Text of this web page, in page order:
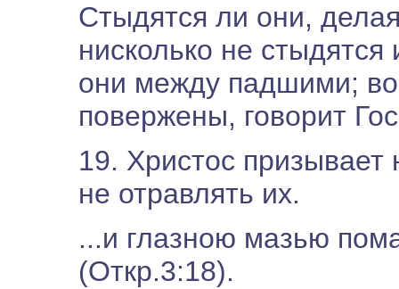
Стыдятся ли они,
нисколько не
они между падшими;
повержены, говорит
19. Христос призывает
не отравлять их.
...и глазною мазью
(Откр.3:18).